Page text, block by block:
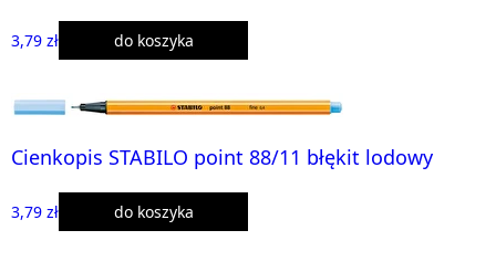
3,79 zł do koszyka
Cienkopis STABILO point 88/11 błękit lodowy
3,79 zł do koszyka